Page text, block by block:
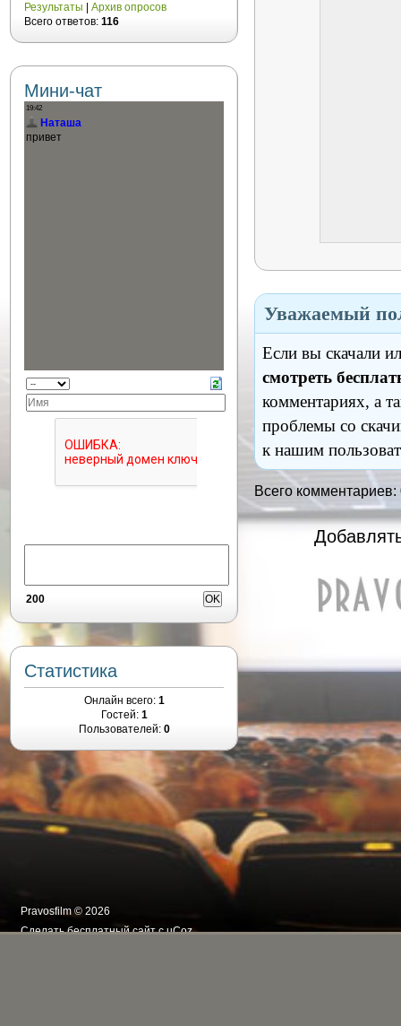
Уважаемый
Если вы скачали
смотреть
комментариях, а
проблемы со
к нашим
Всего комментариев:
Результаты
Архив опросов
Всего ответов: 116
Мини-чат
200
Статистика
Онлайн всего: 1
Гостей: 1
Пользователей: 0
Pravosfilm © 2026
Сделатьбесплатный сайтсuCoz